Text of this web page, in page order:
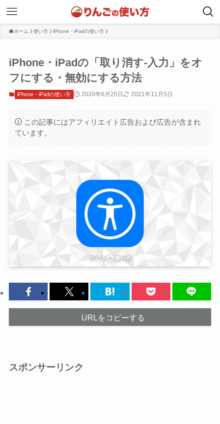
ホーム 使い方 iPhone・iPadの使い方
iPhone・iPadの「取り消す-入力」をオ
フにする・無効にする方法
iPhone・iPadの使い方 2020年6月25日 2021年11月5日
この記事にはアフィリエイト広告および広告が含まれ
ています。
URLをコピーする
スポンサーリンク